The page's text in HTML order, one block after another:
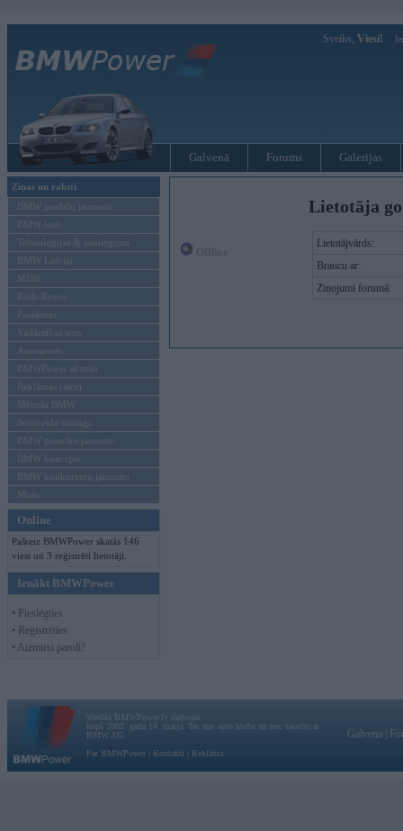
Sveiks, Viesi!
Galvenā Forums Galerijas
Ziņas un raksti
BMW modeļu jaunumi
BMW testi
Tehnoloģijas & sasniegumi
BMW Latvijā
MINI
Rolls-Royce
Pasākumi
Vadāmības tests
Autosports
BMWPower aktuāli
Reklāmas raksti
Mēneša BMW
Sērijveida tūnings
BMW pasaules jaunumi
BMW koncepti
BMW konkurentu jaunumi
Moto
Online
Pašreiz BMWPower skatās 146
viesi un 3 reģistrēti lietotāji.
Ienākt BMWPower
• Pieslēgties
• Reģistrēties
• Aizmirsi paroli?
Lietotāja
Lietotājvārds:
Braucu ar:
Ziņojumi forumā:
Vortāls BMWPower.lv darbojas
kopš 2002. gada 14. maija. Tas nav auto klubs un nav saistīts ar
BMW AG.
Par BMWPower
Kontakti Reklāma
Galvena